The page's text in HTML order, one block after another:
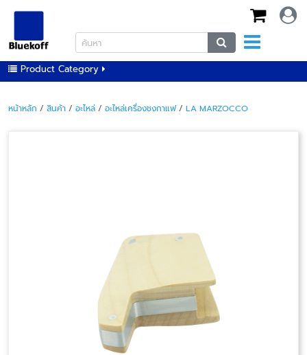
Product Category
หน้าหลัก / สินค้า / อะไหล่ / อะไหล่เครื่องชงกาแฟ/ LA MARZOCCO